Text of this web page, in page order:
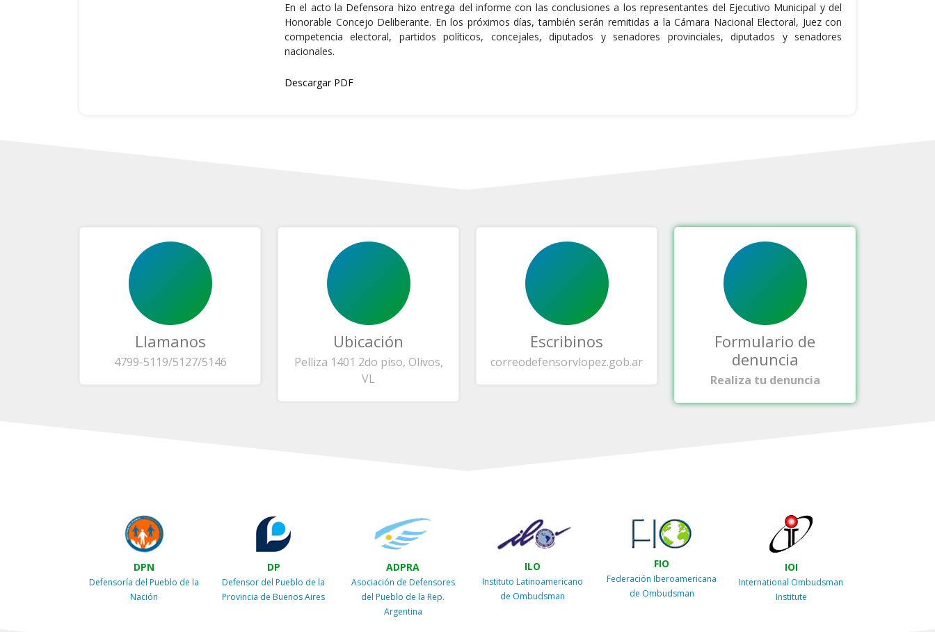
En el acto la Defensora hizo entrega del informe con las conclusiones a los representantes del Ejecutivo Municipal y del
Honorable Concejo Deliberante. En los próximos días, también serán remitidas a la Cámara Nacional Electoral, Juez con
competencia electoral, partidos políticos, concejales, diputados y senadores provinciales, diputados y senadores
nacionales.
Descargar PDF
Llamanos
4799-5119/5127/5146
Ubicación
Pelliza 1401 2do piso, Olivos,
VL
Escribinos
correodefensorvlopez.gob.ar
Formulario de
denuncia
Realiza tu denuncia
DPN
Defensoría del Pueblo de la
Nación
DP
Defensor del Pueblo de la
Provincia de Buenos Aires
ADPRA
Asociación de Defensores
del Pueblo de la Rep.
Argentina
ILO
Instituto Latinoamericano
de Ombudsman
FIO
Federación Iberoamericana
de Ombudsman
IOI
International Ombudsman
Institute